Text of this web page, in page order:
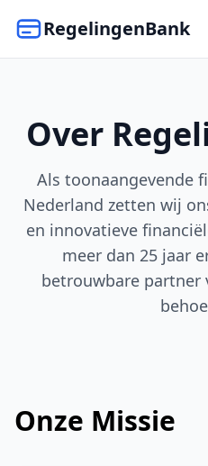
RegelingenBank
Over
Als toonaangevende
Nederland zetten wij
en innovatieve
meer dan 25 jaar
betrouwbare partner
Onze Missie